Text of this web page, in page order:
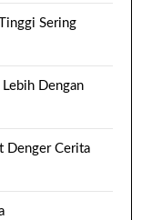
Sering
Lebih Dengan
Denger Cerita